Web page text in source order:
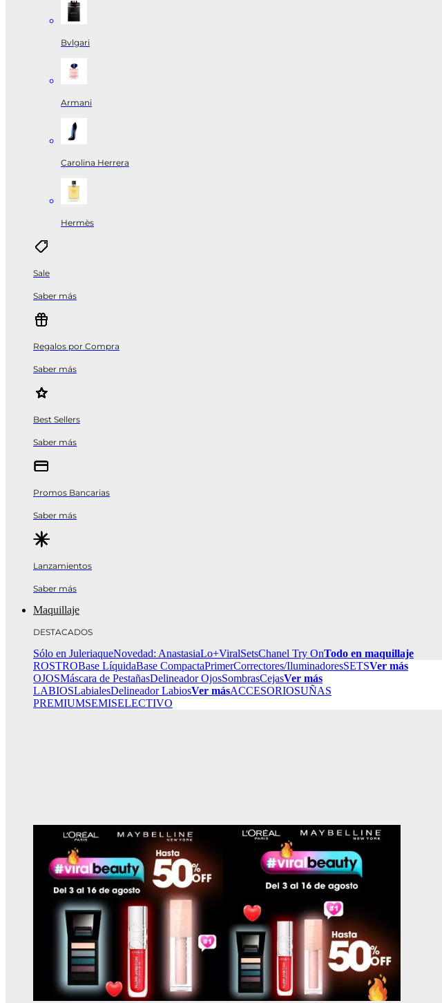
Bvlgari
Armani
Carolina Herrera
Hermès
Sale
Saber más
Regalos por Compra
Saber más
Best Sellers
Saber más
Promos Bancarias
Saber más
Lanzamientos
Saber más
Maquillaje
DESTACADOS
Sólo en JuleriaqueNovedad: AnastasiaLo+ViralSetsChanel Try OnTodo en maquillaje
ROSTROBase LíquidaBase CompactaPrimerCorrectores/IluminadoresSETSVer más
OJOSMáscara de PestañasDelineador OjosSombrasCejasVer más
LABIOSLabialesDelineador LabiosVer másACCESORIOSUÑAS
PREMIUMSEMISELECTIVO